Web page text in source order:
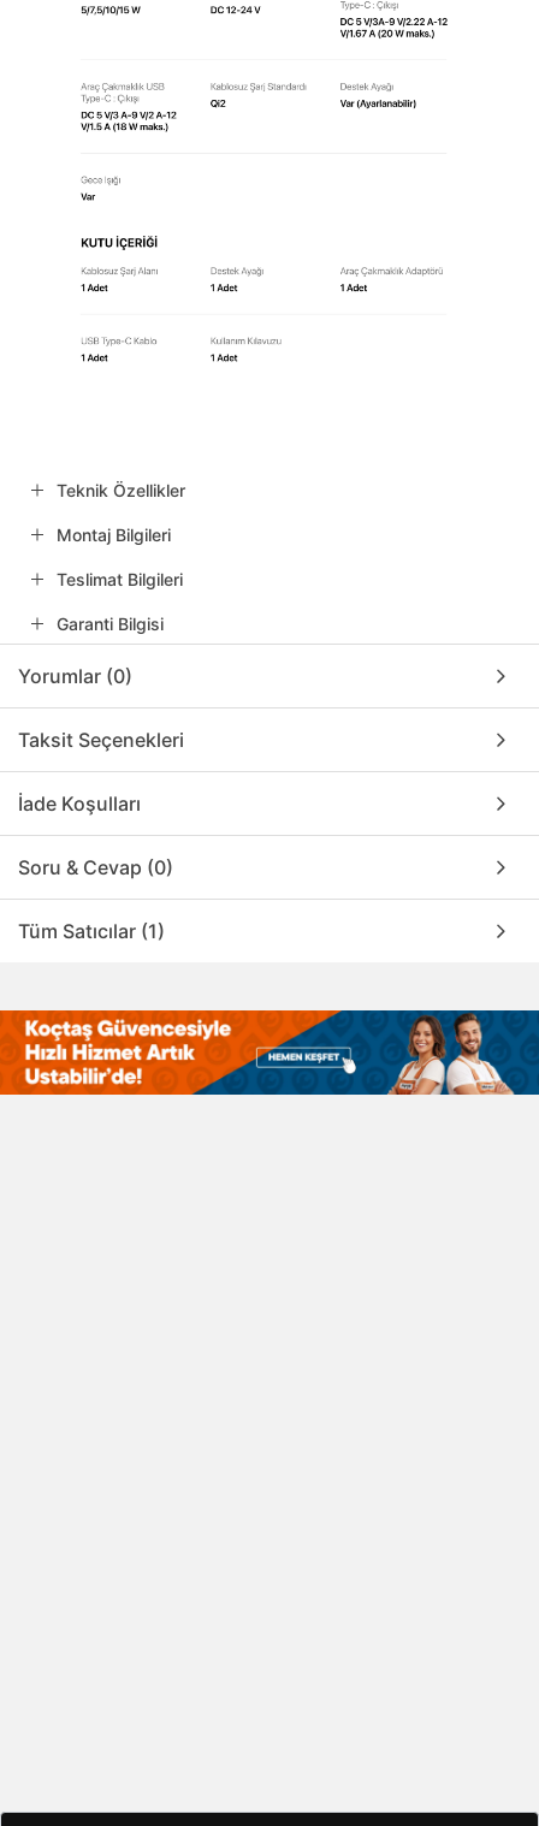
Teknik Özellikler
Montaj Bilgileri
Teslimat Bilgileri
Garanti Bilgisi
Yorumlar (0)
Taksit Seçenekleri
İade Koşulları
Soru & Cevap (0)
Tüm Satıcılar (1)